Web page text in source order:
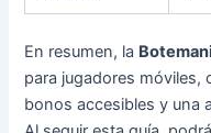
En resumen, la
para jugadores móviles,
bonos accesibles y una